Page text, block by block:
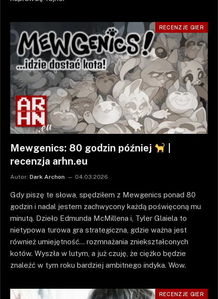
RECENZJE GIER
Mewgenics: 80 godzin później
recenzja arhn.eu
Autor: Dark Archon 04.03.2026
Gdy piszę te słowa, spędziłem z Mewgenics ponad 80
godzin i nadal jestem zachwycony każdą poświęconą mu
minutą. Dzieło Edmunda McMillena i, Tyler Glaiela to
nietypowa turowa gra strategiczna, gdzie ważna jest
również umiejętność… rozmnażania zniekształconych
kotów. Wyszła w lutym, a już czuję, że ciężko będzie
znaleźć w tym roku bardziej ambitnego indyka. Wow.
RECENZJE GIER